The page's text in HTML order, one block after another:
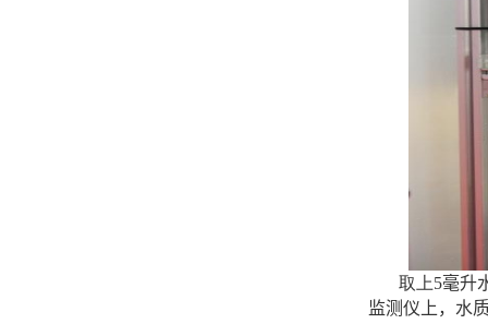
取上5毫升
监测仪上，水